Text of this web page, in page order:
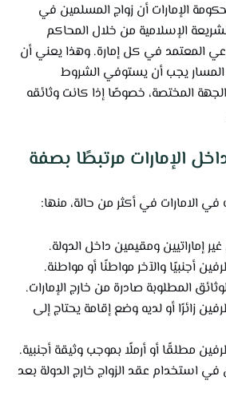
الإمارات أن زواج المسلمين في
الإسلامية من خلال المحاكم
المعتمد في كل إمارة. وهذا يعني أن
المسار يجب أن يستوفي الشروط
المختصة، خصوصًا إذا كانت وثائقه
الإمارات مرتبطًا بصفة
الامارات في أكثر من حالة، منها:
إماراتيين ومقيمين داخل الدولة.
أجنبيًا والآخر مواطنًا أو مواطنة.
المطلوبة صادرة من خارج الإمارات.
زائرًا أو لديه وضع إقامة يحتاج إلى
مطلقًا أو أرملًا بموجب وثيقة أجنبية.
استخدام عقد الزواج خارج الدولة بعد